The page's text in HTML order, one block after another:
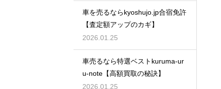
車を売るならkyoshujo.jp合宿免許
【査定額アップのカギ】
2026.01.25
車売るなら特選ベストkuruma-ur
u-note【高額買取の秘訣】
2026.01.25